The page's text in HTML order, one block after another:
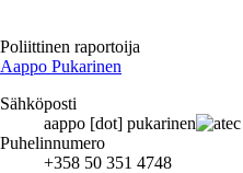
Poliittinen raportoija
Aappo Pukarinen
Sähköposti
aappo [dot] pukarinen ec
Puhelinnumero
+358 50 351 4748